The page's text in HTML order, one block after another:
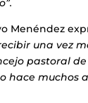
Menéndez
una vez
pastoral
hace muchos